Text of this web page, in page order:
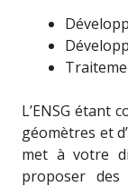
L’ENSG étant
géomètres et
met à votre
proposer